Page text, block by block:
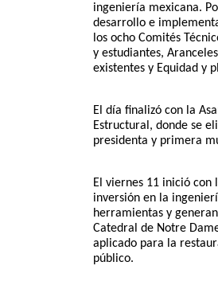
ingeniería mexicana.
desarrollo e
los ocho Comités
y estudiantes,
existentes y Equidad y
El día finalizó con la
Estructural, donde se
presidenta y primera
El viernes 11 inició
inversión en la
herramientas y
Catedral de Notre
aplicado para la
público.